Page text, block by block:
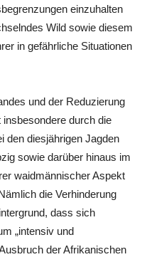
einzuhalten
Wild sowie diesem
in gefährliche Situationen
und der Reduzierung
durch die
den diesjährigen Jagden
sowie darüber hinaus im
waidmännischer Aspekt
die Verhinderung
dass sich
„intensiv und
der Afrikanischen